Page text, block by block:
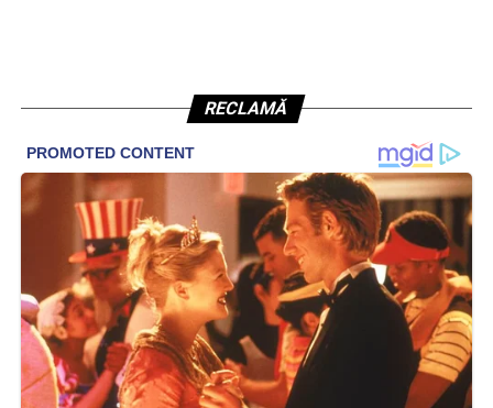
RECLAMĂ